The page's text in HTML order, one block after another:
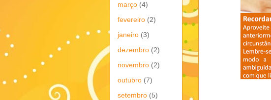
março (4)
fevereiro (2)
janeiro (3)
dezembro (2)
novembro (2)
outubro (7)
setembro (5)